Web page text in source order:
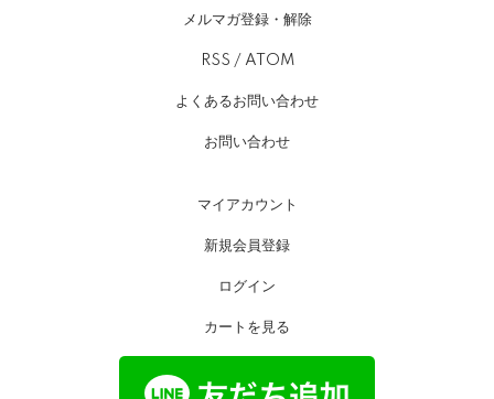
メルマガ登録・解除
RSS / ATOM
よくあるお問い合わせ
お問い合わせ
マイアカウント
新規会員登録
ログイン
カートを見る